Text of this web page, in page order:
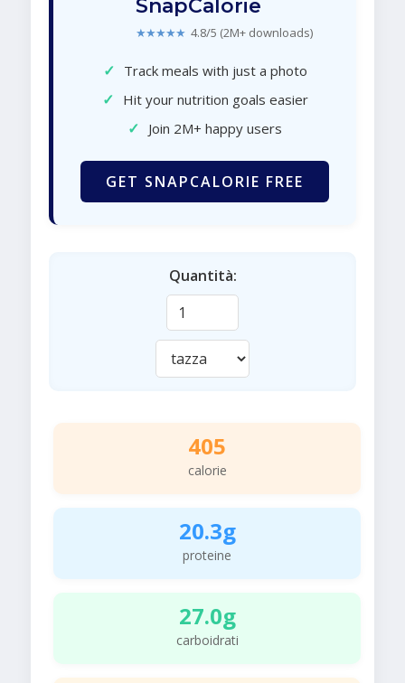
SnapCalorie
★★★★★ 4.8/5 (2M+ downloads)
✓ Track meals with just a photo
✓ Hit your nutrition goals easier
✓ Join 2M+ happy users
GET SNAPCALORIE FREE
Quantità:
405
calorie
20.3g
proteine
27.0g
carboidrati